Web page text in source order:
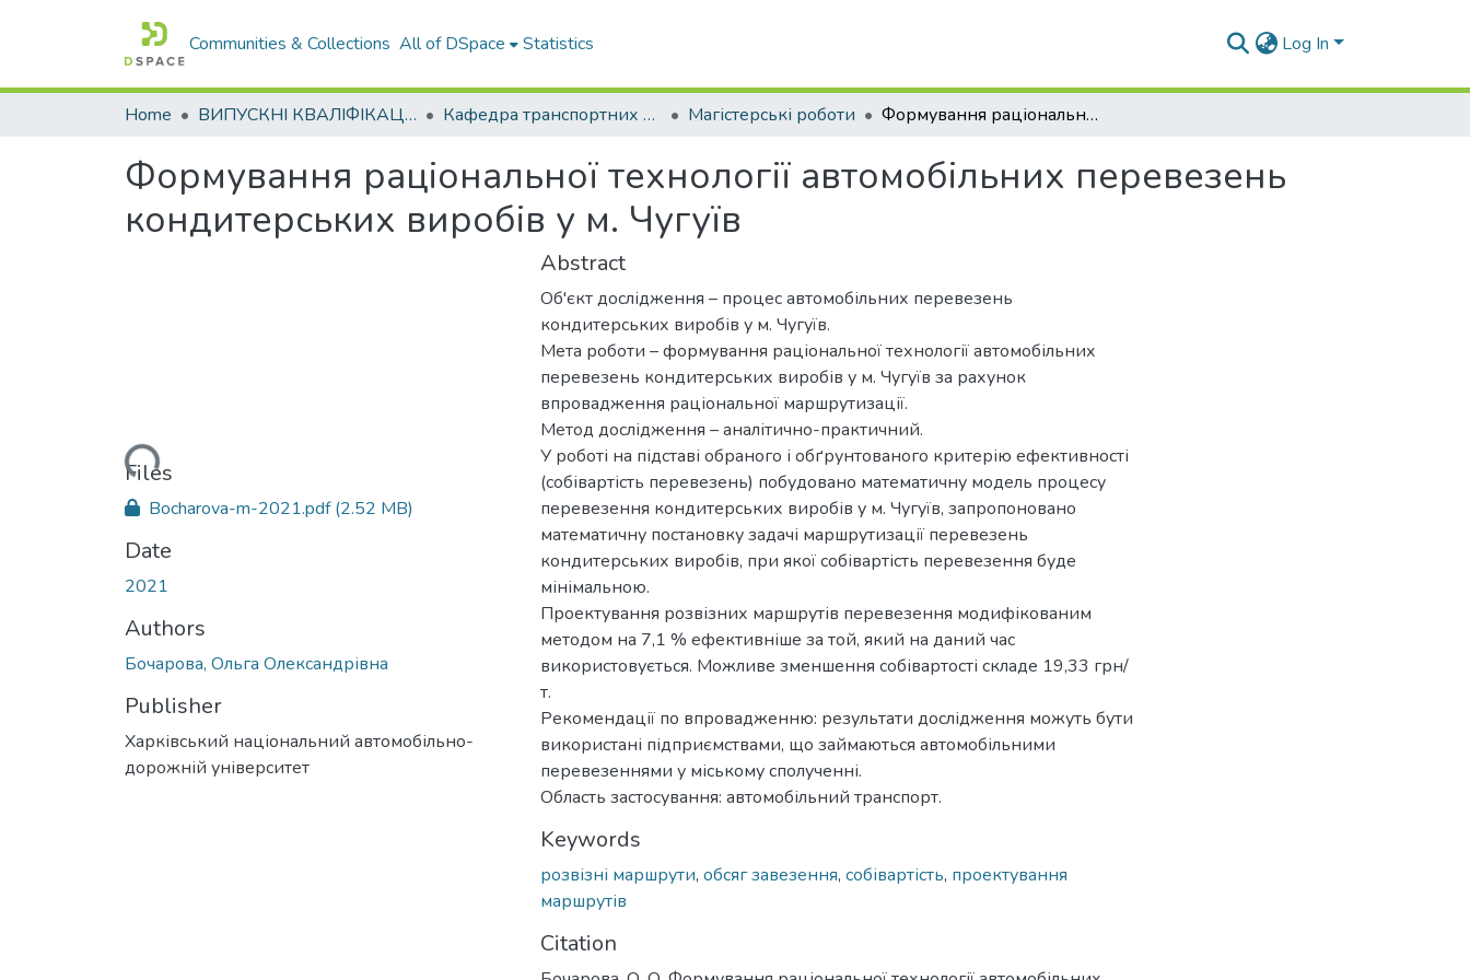
Communities & Collections All of DSpace Statistics Log In
Home ВИПУСКНІ КВАЛІФІКАЦІЙНІ РОБОТИ Кафедра транспортних технологій Магістерські роботи Формування раціональної технології автомобільних перевезень кондитерських виробів у м. Чугуїв
Формування раціональної технології автомобільних перевезень
кондитерських виробів у м. Чугуїв
Loading...
Files
Bocharova-m-2021.pdf(2.52 MB)
Date
2021
Authors
Бочарова, Ольга Олександрівна
Publisher
Харківський національний автомобільно-
дорожній університет
Abstract
Об'єкт дослідження – процес автомобільних перевезень
кондитерських виробів у м. Чугуїв.
Мета роботи – формування раціональної технології автомобільних
перевезень кондитерських виробів у м. Чугуїв за рахунок
впровадження раціональної маршрутизації.
Метод дослідження – аналітично-практичний.
У роботі на підставі обраного і обґрунтованого критерію ефективності
(собівартість перевезень) побудовано математичну модель процесу
перевезення кондитерських виробів у м. Чугуїв, запропоновано
математичну постановку задачі маршрутизації перевезень
кондитерських виробів, при якої собівартість перевезення буде
мінімальною.
Проектування розвізних маршрутів перевезення модифікованим
методом на 7,1 % ефективніше за той, який на даний час
використовується. Можливе зменшення собівартості складе 19,33 грн/
т.
Рекомендації по впровадженню: результати дослідження можуть бути
використані підприємствами, що займаються автомобільними
перевезеннями у міському сполученні.
Область застосування: автомобільний транспорт.
Keywords
розвізні маршрути, обсяг завезення, собівартість, проектування
маршрутів
Citation